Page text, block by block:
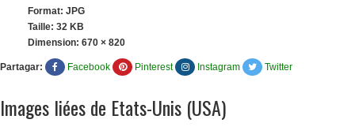
Format: JPG
Taille: 32 KB
Dimension: 670 × 820
Partagar: Facebook Pinterest Instagram Twitter
Images liées de Etats-Unis (USA)